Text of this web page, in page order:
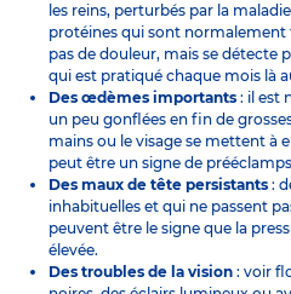
les reins, perturbés par la
protéines qui sont normalement
pas de douleur, mais se détecte
qui est pratiqué chaque mois là
Des œdèmes importants : il est
un peu gonflées en fin de
mains ou le visage se mettent à
peut être un signe de
Des maux de tête persistants :
inhabituelles et qui ne passent
peuvent être le signe que la
élevée.
Des troubles de la vision : voir